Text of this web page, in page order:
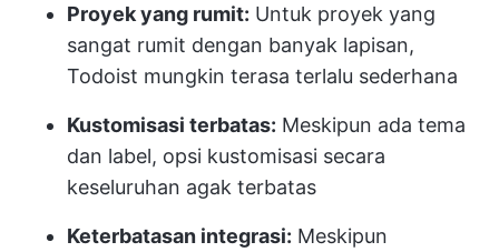
Proyek yang rumit: Untuk proyek yang
sangat rumit dengan banyak lapisan,
Todoist mungkin terasa terlalu sederhana
Kustomisasi terbatas: Meskipun ada tema
dan label, opsi kustomisasi secara
keseluruhan agak terbatas
Keterbatasan integrasi: Meskipun